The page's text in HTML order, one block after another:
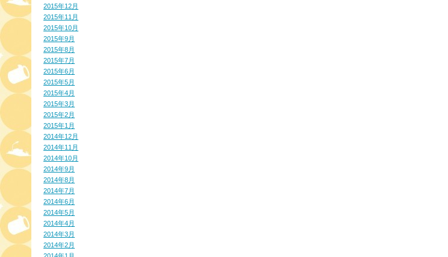
2015年12月
2015年11月
2015年10月
2015年9月
2015年8月
2015年7月
2015年6月
2015年5月
2015年4月
2015年3月
2015年2月
2015年1月
2014年12月
2014年11月
2014年10月
2014年9月
2014年8月
2014年7月
2014年6月
2014年5月
2014年4月
2014年3月
2014年2月